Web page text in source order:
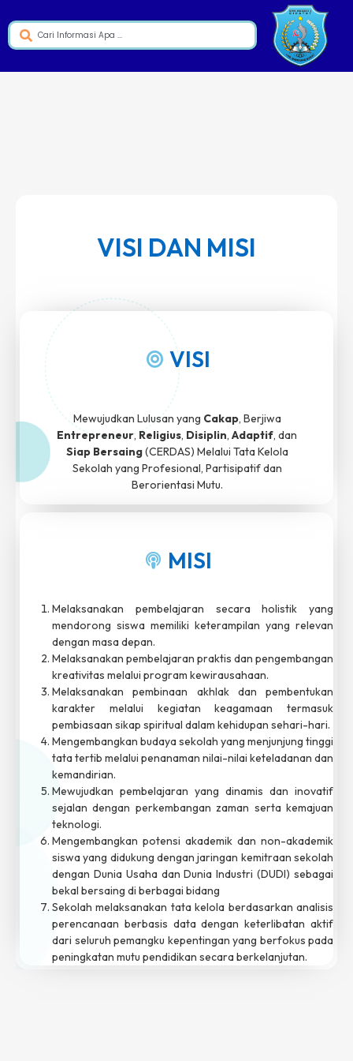
VISI DAN MISI
VISI
Mewujudkan Lulusan yang Cakap, Berjiwa
Entrepreneur,Religius, Disiplin, Adaptif, dan
Siap Bersaing(CERDAS) Melalui Tata Kelola
Sekolah yang Profesional, Partisipatif dan
Berorientasi Mutu.
MISI
Melaksanakan pembelajaran secara holistik yang
mendorong siswa memiliki keterampilan yang relevan
dengan masa depan.
Melaksanakan pembelajaran praktis dan pengembangan
kreativitas melalui program kewirausahaan.
Melaksanakan pembinaan akhlak dan pembentukan
karakter melalui kegiatan keagamaan termasuk
pembiasaan sikap spiritual dalam kehidupan sehari-hari.
Mengembangkan budaya sekolah yang menjunjung tinggi
tata tertib melalui penanaman nilai-nilai keteladanan dan
kemandirian.
Mewujudkan pembelajaran yang dinamis dan inovatif
sejalan dengan perkembangan zaman serta kemajuan
teknologi.
Mengembangkan potensi akademik dan non-akademik
siswa yang didukung dengan jaringan kemitraan sekolah
dengan Dunia Usaha dan Dunia Industri (DUDI) sebagai
bekal bersaing di berbagai bidang
Sekolah melaksanakan tata kelola berdasarkan analisis
perencanaan berbasis data dengan keterlibatan aktif
dari seluruh pemangku kepentingan yang berfokus pada
peningkatan mutu pendidikan secara berkelanjutan.